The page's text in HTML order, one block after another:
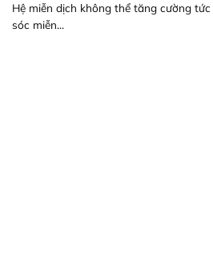
Hệ miễn dịch không thể tăng cường
sóc miễn...